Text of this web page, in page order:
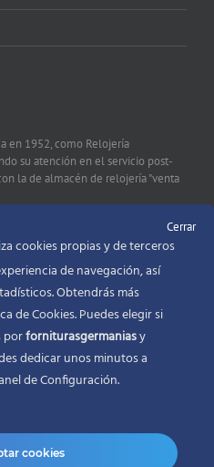
en 1952, como Relojería
su atención en el servicio post-
la de almacén de relojería "venta
2, 46006 Valencia España
Cerrar
cookies propias y de terceros
de navegación, así
Obtendrás más
de Cookies. Puedes elegir si
porforniturasgermaniasy
dedicar unos minutos a
de Configuración.
cookies